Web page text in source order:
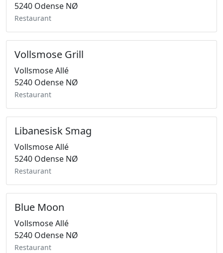
5240 Odense NØ
Restaurant
Vollsmose Grill
Vollsmose Allé
5240 Odense NØ
Restaurant
Libanesisk Smag
Vollsmose Allé
5240 Odense NØ
Restaurant
Blue Moon
Vollsmose Allé
5240 Odense NØ
Restaurant